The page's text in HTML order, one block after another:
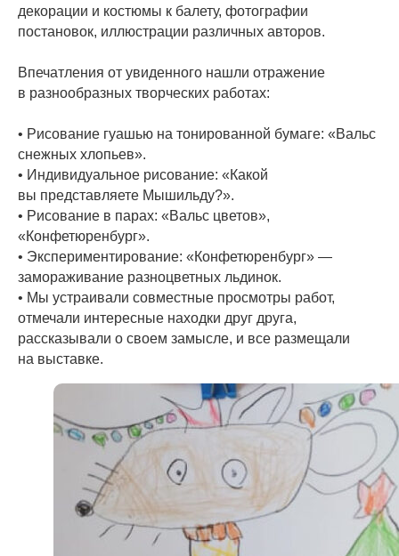
декорации и костюмы к балету, фотографии
постановок, иллюстрации различных авторов.
Впечатления от увиденного нашли отражение
в разнообразных творческих работах:
• Рисование гуашью на тонированной бумаге: «Вальс
снежных хлопьев».
• Индивидуальное рисование: «Какой
вы представляете Мышильду?».
• Рисование в парах: «Вальс цветов»,
«Конфетюренбург».
• Экспериментирование: «Конфетюренбург» —
замораживание разноцветных льдинок.
• Мы устраивали совместные просмотры работ,
отмечали интересные находки друг друга,
рассказывали о своем замысле, и все размещали
на выставке.